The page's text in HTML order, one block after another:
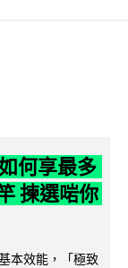
何享最多
揀選啱你
本效能，「極致